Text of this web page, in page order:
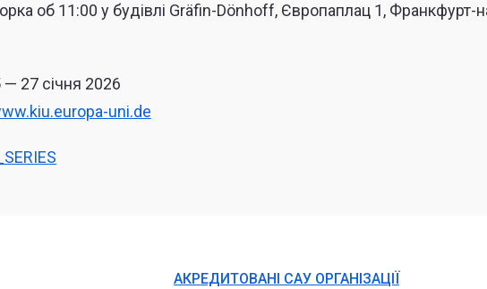
об 11:00 у будівлі Gräfin-Dönhoff, Європаплац 1, Франкфурт-
27 січня 2026
uni.de
АКРЕДИТОВАНІ САУ ОРГАНІЗАЦІЇ